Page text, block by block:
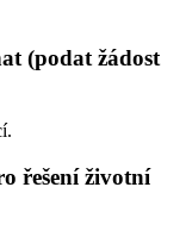
(podat žádost
řešení životní